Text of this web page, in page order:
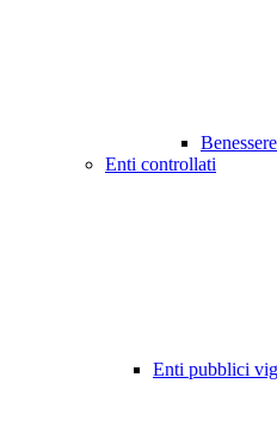
Enti controllati
Enti pubblici